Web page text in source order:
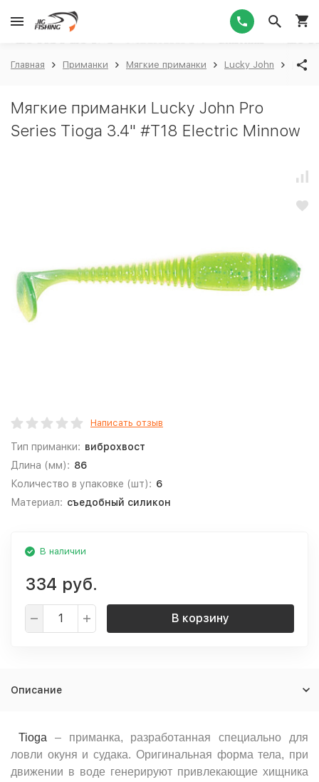
Главная Приманки Мягкие приманки Lucky John
Мягкие приманки Lucky John Pro
Series Tioga 3.4" #T18 Electric Minnow
Написать отзыв
Тип приманки: виброхвост
Длина (мм): 86
Количество в упаковке (шт): 6
Материал: съедобный силикон
В наличии
334 руб.
В корзину
Описание
Tioga – приманка, разработанная специально для
ловли окуня и судака. Оригинальная форма тела, при
движении в воде генерируют привлекающие хищника